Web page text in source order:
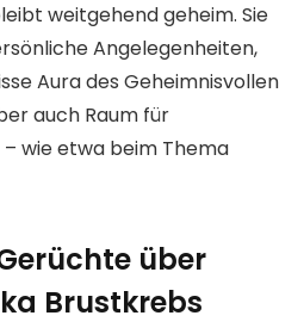
weitgehend geheim. Sie
Angelegenheiten,
Aura des Geheimnisvollen
auch Raum für
wie etwa beim Thema
über
Brustkrebs